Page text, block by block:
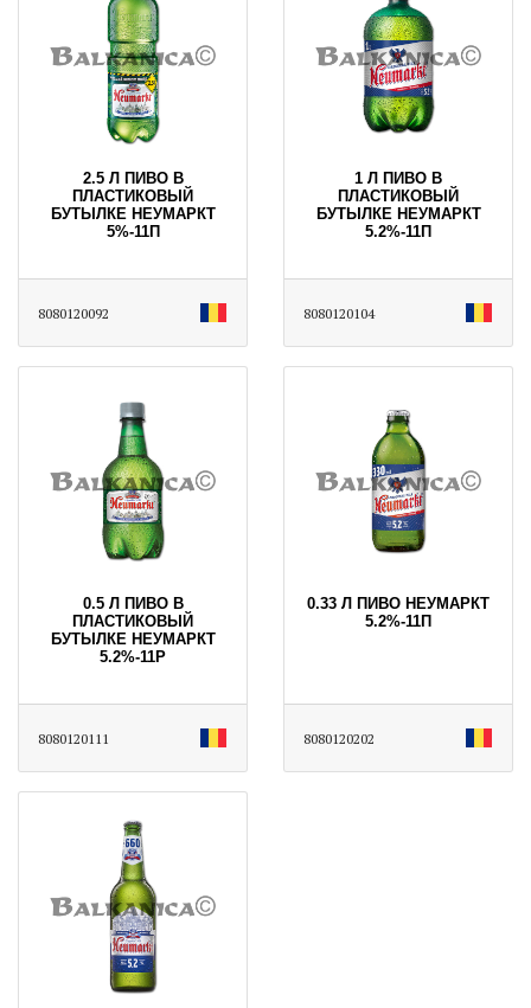
2.5 Л ПИВО В
ПЛАСТИКОВЫЙ
БУТЫЛКЕ НЕУМАРКТ
5%-11П
8080120092
1 Л ПИВО В
ПЛАСТИКОВЫЙ
БУТЫЛКЕ НЕУМАРКТ
5.2%-11П
8080120104
0.5 Л ПИВО В
ПЛАСТИКОВЫЙ
БУТЫЛКЕ НЕУМАРКТ
5.2%-11Р
8080120111
0.33 Л ПИВО НЕУМАРКТ
5.2%-11П
8080120202